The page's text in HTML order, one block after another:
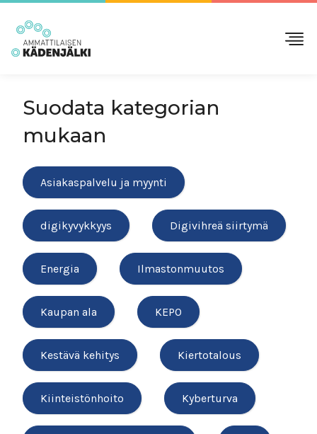
Suodata kategorian
mukaan
Asiakaspalvelu ja myynti
digikyvykkyys Digivihreä siirtymä
Energia Ilmastonmuutos
Kaupan ala KEPO
Kestävä kehitys Kiertotalous
Kiinteistönhoito Kyberturva